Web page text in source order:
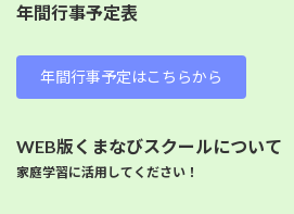
年間行事予定表
年間行事予定はこちらから
WEB版くまなびスクールについて
家庭学習に活用してください！